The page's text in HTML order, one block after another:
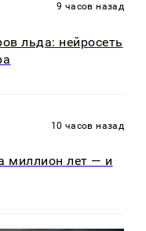
9 часов назад
льда: нейросеть
10 часов назад
миллион лет — и